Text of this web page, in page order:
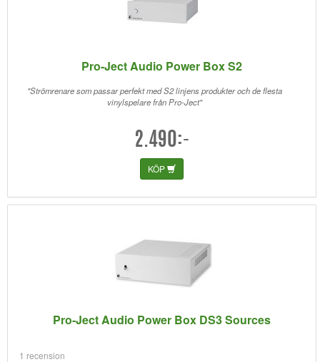
Pro-Ject Audio Power Box S2
"Strömrenare som passar perfekt med S2 linjens produkter och de flesta
vinylspelare från Pro-Ject"
2.490:-
KÖP
Pro-Ject Audio Power Box DS3 Sources
1 recension